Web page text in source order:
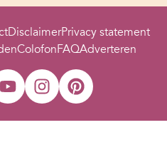
DisclaimerPrivacy statement
ColofonFAQAdverteren